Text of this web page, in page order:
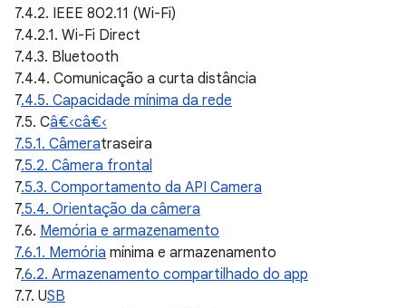
7.4.2. IEEE 802.11 (Wi-Fi)
7.4.2.1. Wi-Fi Direct
7.4.3. Bluetooth
7.4.4. Comunicação a curta distância
7.4.5. Capacidade mínima da rede
7.5. Câ€‹câ€‹
7.5.1. Câmeratraseira
7.5.2. Câmera frontal
7.5.3. Comportamento da API Camera
7.5.4. Orientação da câmera
7.6. Memória e armazenamento
7.6.1. Memória mínima e armazenamento
7.6.2. Armazenamento compartilhado do app
7.7. USB